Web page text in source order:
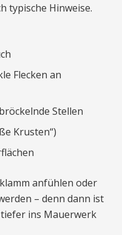
typische Hinweise.
Flecken an
Stellen
Krusten“)
anfühlen oder
– denn dann ist
ins Mauerwerk